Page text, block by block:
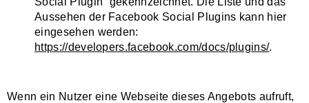
Aussehen der Facebook Social Plugins kann hier
eingesehen werden:
https://developers.facebook.com/docs/plugins/.
Wenn ein Nutzer eine Webseite dieses Angebots aufruft,